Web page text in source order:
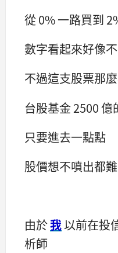
從 0% 一路買到
數字看起來好像
不過這支股票那
台股基金 2500 億
只要進去一點點
股價想不噴出都難
由於我以前在投
析師